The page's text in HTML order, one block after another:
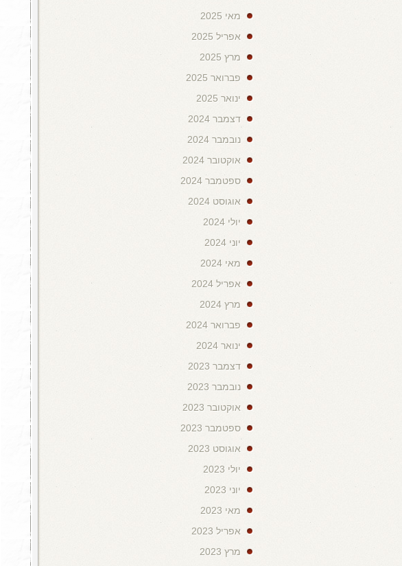
מאי 2025
אפריל 2025
מרץ 2025
פברואר 2025
ינואר 2025
דצמבר 2024
נובמבר 2024
אוקטובר 2024
ספטמבר 2024
אוגוסט 2024
יולי 2024
יוני 2024
מאי 2024
אפריל 2024
מרץ 2024
פברואר 2024
ינואר 2024
דצמבר 2023
נובמבר 2023
אוקטובר 2023
ספטמבר 2023
אוגוסט 2023
יולי 2023
יוני 2023
מאי 2023
אפריל 2023
מרץ 2023